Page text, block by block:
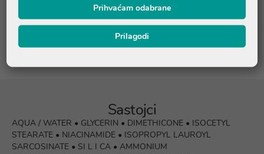
Sastojci
AQUA / WATER • GLYCERIN • DIMETHICONE • ISOCETYL
STEARATE • NIACINAMIDE • ISOPROPYL LAUROYL
SARCOSINATE • SI L I CA • AMMONIUM
Prihvaćam odabrane
Prilagodi